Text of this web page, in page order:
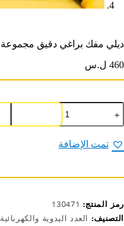
ديلي مفك براغي دقيق مجموعة 6 قطع أصفر DL240006 –
460 ل.س
كمية
ديلي
مفك
براغي
دقيق
DL240006
-
تمت الإضافة
رمز المنتج: 130471
التصنيف: العدد اليدوية والكهربائية